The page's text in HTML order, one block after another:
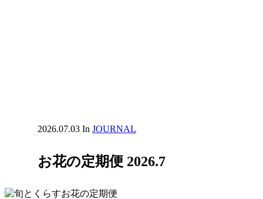
2026.07.03 In JOURNAL
お花の定期便 2026.7